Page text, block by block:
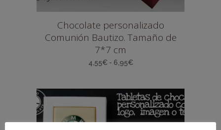
Chocolate personalizado
Comunión Bautizo. Tamaño de
7*7 cm
4,55€ - 6,95€Rango
precios:
desde
4,55€